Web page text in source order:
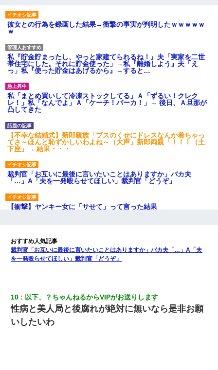
彼女との行為を録画した結果→衝撃の事実が判明したｗｗｗｗｗ
ｗ
私『貯金貯まったし、やっと家建てられるね！』夫「実家を二世
帯住宅にした。それに貯金使った」→私『離婚しよう』夫「え
っ」私『使った貯金はあげるから』→すると…
私「まとめ買いして冷凍ストックしてる」Ａ「ずるい！クレク
レ！」私「なんでよ」Ａ「ケーチ！バーカ！」→ 後日、Ａ旦那が
凸してきた
【不幸な結婚式】新郎親族「ブスのくせにドレスなんか着ちゃっ
てさ～ほんと恥ずかしいわよね～（大声」新郎両親「！！！（土
下座」→ 結果・・・
裁判官「お互いに最後に言いたいことはありますか」バカ夫
「…」A「夫を一発殴らせてほしい」裁判官「どうぞ」
【衝撃】ヤンキー女に「サせて」って言った結果
りウワキしてたんだな…」長男「俺は誰の子供なの？」長女・次
男「ウワキ女！」
嫁が弁護士を連れてきて「悪いと思うなら慰謝料を払って離婚し
ろ」→ 俺「完全に恐喝になってますね」「お前、これが詐欺だっ
て知ってる？」
裁判官「お互いに最後に言いたいことはありますか」バカ夫「…」A「夫
を一発殴らせてほしい」裁判官「どうぞ」
10 以下、？ちゃんねるからVIPがお送りします
性病と美人局と後腐れが絶対に無いなら是非お願
いしたいわ